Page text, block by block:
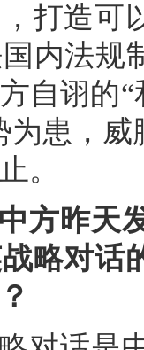
打造可
内法规
自诩的
为患，
。
方昨天
略对话